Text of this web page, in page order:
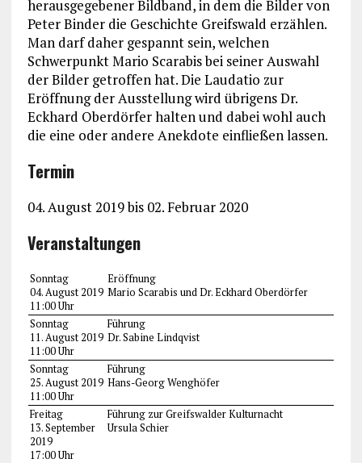
herausgegebener Bildband, in dem die Bilder von
Peter Binder die Geschichte Greifswald erzählen.
Man darf daher gespannt sein, welchen
Schwerpunkt Mario Scarabis bei seiner Auswahl
der Bilder getroffen hat. Die Laudatio zur
Eröffnung der Ausstellung wird übrigens Dr.
Eckhard Oberdörfer halten und dabei wohl auch
die eine oder andere Anekdote einfließen lassen.
Termin
04. August 2019 bis 02. Februar 2020
Veranstaltungen
Sonntag
04. August 2019
11:00 Uhr
Eröffnung
Mario Scarabis und Dr. Eckhard Oberdörfer
Sonntag
11. August 2019
11:00 Uhr
Führung
Dr. Sabine Lindqvist
Sonntag
25. August 2019
11:00 Uhr
Führung
Hans-Georg Wenghöfer
Freitag
13. September
2019
17:00 Uhr
Führung zur Greifswalder Kulturnacht
Ursula Schier